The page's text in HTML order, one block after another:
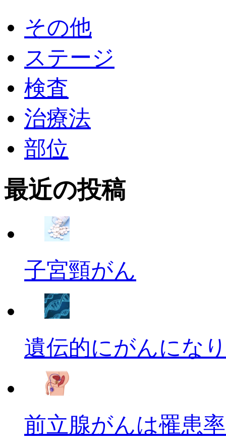
その他
ステージ
検査
治療法
部位
最近の投稿
子宮頸がん
遺伝的にがんにな
前立腺がんは罹患